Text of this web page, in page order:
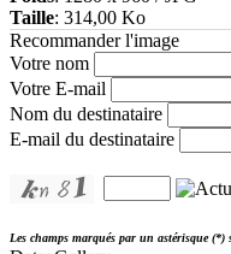
Taille: 314,00 Ko
Recommander l'image
Votre nom
Votre E-mail
Nom du destinataire
E-mail du destinataire
Les champs marqués par un astérisque (*)